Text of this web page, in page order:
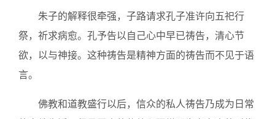
朱子的解释很牵强，子路请求孔子准许向五祀行
祭，祈求病愈。孔予告以自己心中早已祷告，清心节
欲，以与神接。这种祷告是精神方面的祷告而不见于语
言。
佛教和道教盛行以后，信众的私人祷告乃成为日常